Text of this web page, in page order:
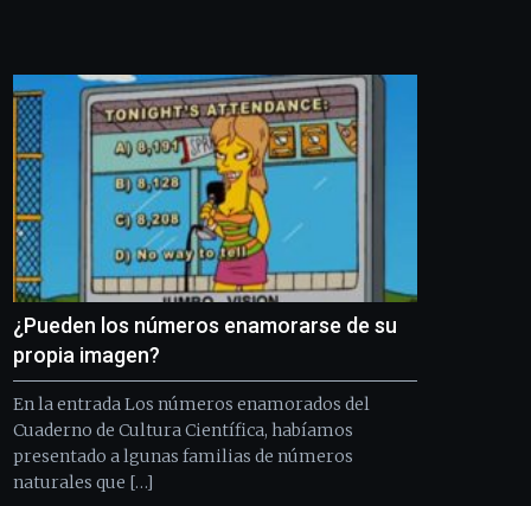
un
festival
de
exposiciones,
conferencias,
y
espectáculos
de
ciencia
del
16
de
¿Pueden los números enamorarse de su
propia imagen?
En la entrada Los números enamorados del
Cuaderno de Cultura Científica, habíamos
presentado a lgunas familias de números
naturales que […]